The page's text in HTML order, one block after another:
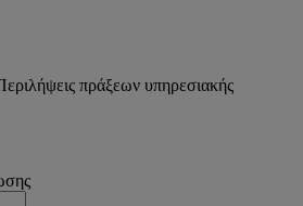
πράξεων υπηρεσιακής